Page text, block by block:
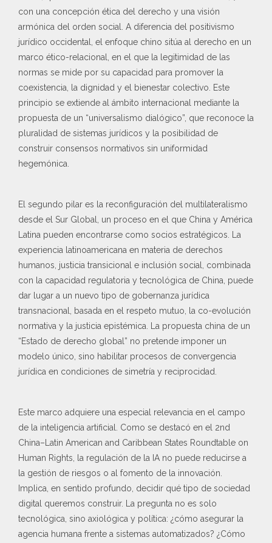
con una concepción ética del derecho y una visión
armónica del orden social. A diferencia del positivismo
jurídico occidental, el enfoque chino sitúa al derecho en un
marco ético-relacional, en el que la legitimidad de las
normas se mide por su capacidad para promover la
coexistencia, la dignidad y el bienestar colectivo. Este
principio se extiende al ámbito internacional mediante la
propuesta de un “universalismo dialógico”, que reconoce la
pluralidad de sistemas jurídicos y la posibilidad de
construir consensos normativos sin uniformidad
hegemónica.
El segundo pilar es la reconfiguración del multilateralismo
desde el Sur Global, un proceso en el que China y América
Latina pueden encontrarse como socios estratégicos. La
experiencia latinoamericana en materia de derechos
humanos, justicia transicional e inclusión social, combinada
con la capacidad regulatoria y tecnológica de China, puede
dar lugar a un nuevo tipo de gobernanza jurídica
transnacional, basada en el respeto mutuo, la co-evolución
normativa y la justicia epistémica. La propuesta china de un
“Estado de derecho global” no pretende imponer un
modelo único, sino habilitar procesos de convergencia
jurídica en condiciones de simetría y reciprocidad.
Este marco adquiere una especial relevancia en el campo
de la inteligencia artificial. Como se destacó en el 2nd
China–Latin American and Caribbean States Roundtable on
Human Rights, la regulación de la IA no puede reducirse a
la gestión de riesgos o al fomento de la innovación.
Implica, en sentido profundo, decidir qué tipo de sociedad
digital queremos construir. La pregunta no es solo
tecnológica, sino axiológica y política: ¿cómo asegurar la
agencia humana frente a sistemas automatizados? ¿Cómo